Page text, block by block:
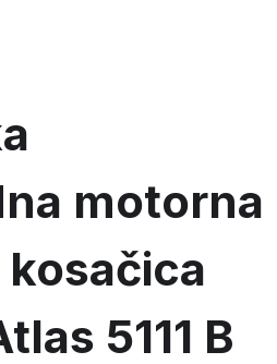
motorna
5111 B